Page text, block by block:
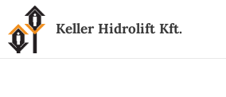
Keller Hidrolift Kft.